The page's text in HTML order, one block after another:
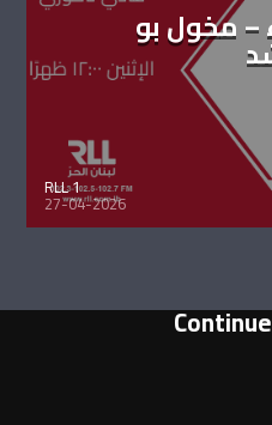
– مخول بو
RLL 1
27-04-2026